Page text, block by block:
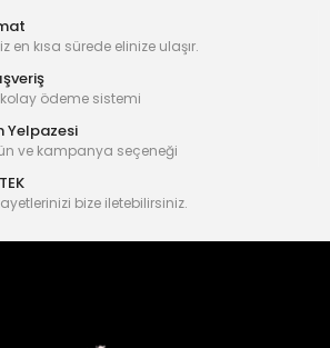
en kısa sürede elinize ulaşır.
ödeme sistemi
Yelpazesi
ve kampanya seçeneği
bize iletebilirsiniz.